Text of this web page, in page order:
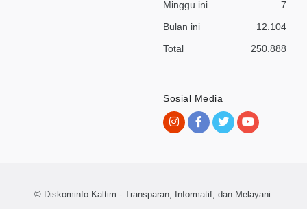
Minggu ini
7
Bulan ini
12.104
Total
250.888
Sosial Media
© Diskominfo Kaltim - Transparan, Informatif, dan Melayani.